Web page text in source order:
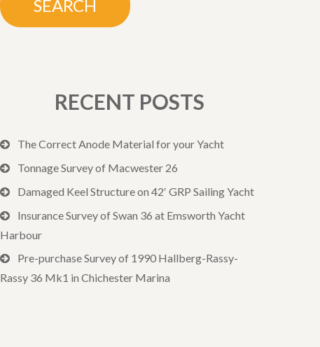
RECENT POSTS
The Correct Anode Material for your Yacht
Tonnage Survey of Macwester 26
Damaged Keel Structure on 42′ GRP Sailing Yacht
Insurance Survey of Swan 36 at Emsworth Yacht
Harbour
Pre-purchase Survey of 1990 Hallberg-Rassy-
Rassy 36 Mk1 in Chichester Marina